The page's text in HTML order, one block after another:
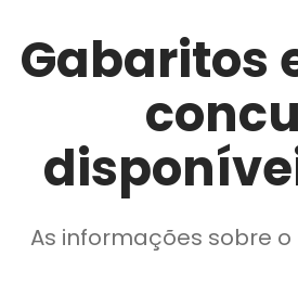
Gabaritos
As informações sobre